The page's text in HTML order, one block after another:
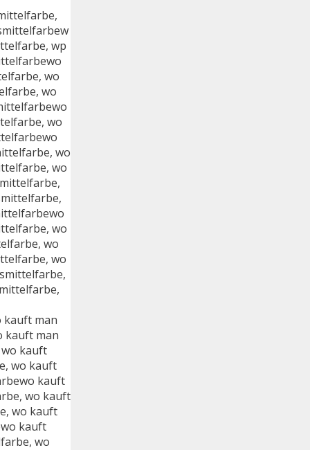
wp
wo
wo
wo
wo
wo
wo
wo
wo
kauft man
kauft man
kauft
wo kauft
kauft
wo kauft
wo kauft
kauft
wo